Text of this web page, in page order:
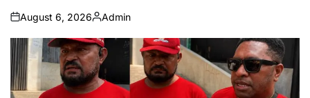
on
August 6, 2026
Posted
by
Admin